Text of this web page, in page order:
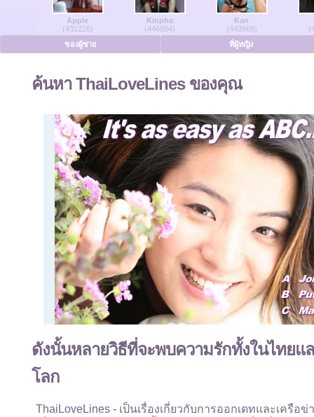
สตรีออนไลน์
ภาษาเยอรมัน
ภาษาดัทช์
ภาษาฝรั่งเศส
ภาษาสเปน
Apple
(431226)
Kinpha
(446854)
Kan
(443968)
ของผู้ชาย
ที่ผู้หญิง
ค้นหา ThaiLoveLines ของคุณ
ดังนั้นหลายวิธีที่จะพบความรักทั้งในไทยแ
โลก
ThaiLoveLines - เป็นเรื่องเกี่ยวกับการออกเดทและเครือ